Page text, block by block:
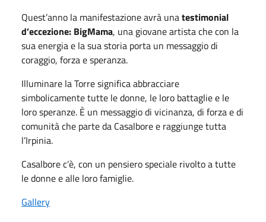
Quest’anno la manifestazione avrà unatestimonial
d’eccezione: BigMama, una giovane artista che con la
sua energia e la sua storia porta un messaggio di
coraggio, forza e speranza.
Illuminare la Torre significa abbracciare
simbolicamente tutte le donne, le loro battaglie e le
loro speranze. È un messaggio di vicinanza, di forza e di
comunità che parte da Casalbore e raggiunge tutta
l’Irpinia.
Casalbore c’è, con un pensiero speciale rivolto a tutte
le donne e alle loro famiglie.
Gallery